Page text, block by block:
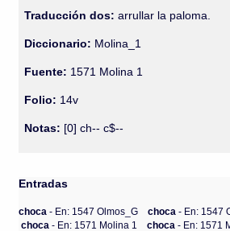
Traducción dos: arrullar la paloma.
Diccionario: Molina_1
Fuente: 1571 Molina 1
Folio: 14v
Notas: [0] ch-- c$--
Entradas
choca- En: 1547 Olmos_G choca- En: 1547
choca- En: 1571 Molina 1 choca- En: 1571